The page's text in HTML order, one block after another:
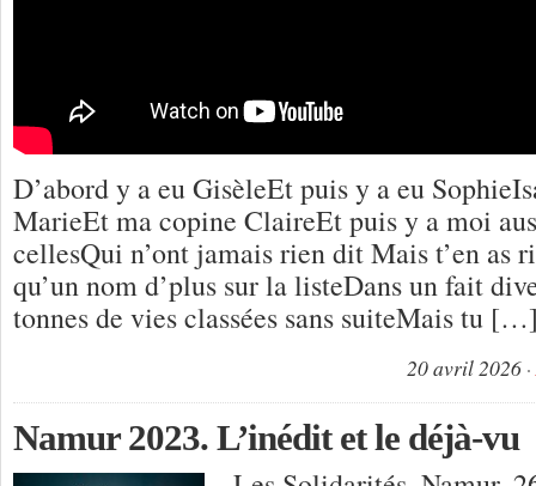
D’abord y a eu GisèleEt puis y a eu
MarieEt ma copine ClaireEt puis y a moi
cellesQui n’ont jamais rien dit Mais t’en as
qu’un nom d’plus sur la listeDans un fait
tonnes de vies classées sans suiteMais tu
20 avril 2026
Namur 2023. L’inédit et le déjà-vu